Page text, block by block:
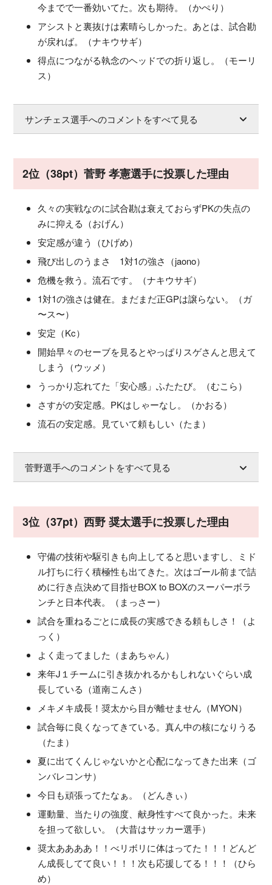
今までで一番効いてた。次も期待。（かぺり）
アシストと裏抜けは素晴らしかった。あとは、試合勘
が戻れば。（ナキウサギ）
得点につながる執念のヘッドでの折り返し。（モーリ
ス）
サンチェス選手へのコメントをすべて見る
2位（38pt）菅野 孝憲選手に投票した理由
久々の実戦なのに試合勘は衰えておらずPKの失点の
みに抑える（おげん）
安定感が違う（ひげめ）
飛び出しのうまさ 1対1の強さ（jaono）
危機を救う。流石です。（ナキウサギ）
1対1の強さは健在。まだまだ正GPは譲らない。（ガ
〜ス〜）
安定（Kc）
開始早々のセーブを見るとやっぱりスゲさんと思えて
しまう（ウッメ）
うっかり忘れてた「安心感」ふたたび。（むこら）
さすがの安定感。PKはしゃーなし。（かおる）
流石の安定感。見ていて頼もしい（たま）
菅野選手へのコメントをすべて見る
3位（37pt）西野 奨太選手に投票した理由
守備の技術や駆引きも向上してると思いますし、ミド
ル打ちに行く積極性も出てきた。次はゴール前まで詰
めに行き点決めて目指せBOX to BOXのスーパーボラ
ンチと日本代表。（まっさー）
試合を重ねるごとに成長の実感できる頼もしさ！（よ
っく）
よく走ってました（まあちゃん）
来年J１チームに引き抜かれるかもしれないぐらい成
長している（道南こんさ）
メキメキ成長！奨太から目が離せません（MYON）
試合毎に良くなってきている。真ん中の核になりうる
（たま）
夏に出てくんじゃないかと心配になってきた出来（ゴ
ンバレコンサ）
今日も頑張ってたなぁ。（どんきぃ）
運動量、当たりの強度、献身性すべて良かった。未来
を担って欲しい。（大昔はサッカー選手）
奨太ああああ！！べリボリに体はってた！！！どんど
ん成長してて良い！！！次も応援してる！！！（ひら
め）